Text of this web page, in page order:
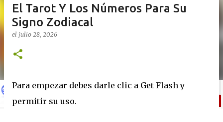
El Tarot Y Los Números Para Su
Signo Zodiacal
el julio 28, 2026
Para empezar debes darle clic a Get Flash y
permitir su uso.